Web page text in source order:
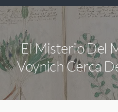
El Misterio Del
Voynich Cerca